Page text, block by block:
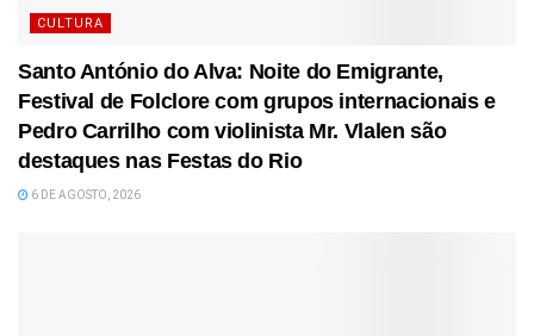
CULTURA
Santo António do Alva: Noite do Emigrante,
Festival de Folclore com grupos internacionais e
Pedro Carrilho com violinista Mr. Vlalen são
destaques nas Festas do Rio
6 DE AGOSTO, 2026